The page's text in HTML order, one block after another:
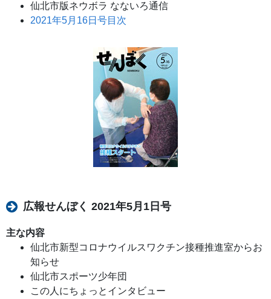
仙北市版ネウボラ なないろ通信
2021年5月16日号目次
広報せんぼく 2021年5月1日号
主な内容
仙北市新型コロナウイルスワクチン接種推進室からお
知らせ
仙北市スポーツ少年団
この人にちょっとインタビュー